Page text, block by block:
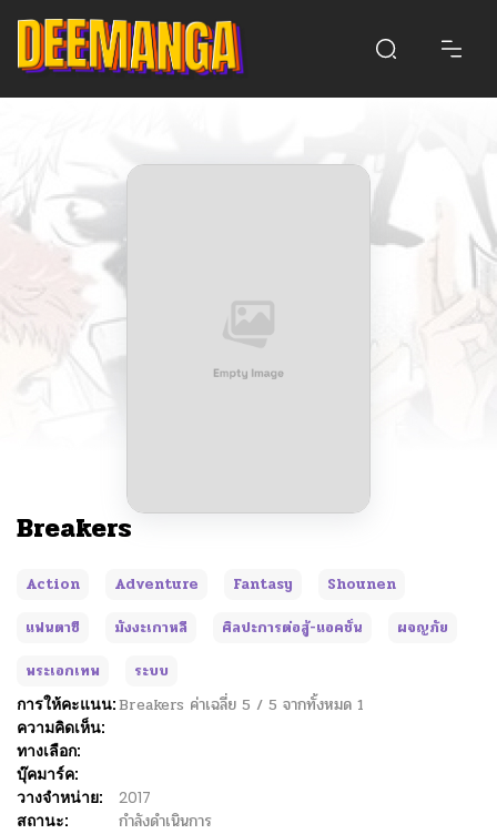
Breakers
Action Adventure Fantasy
Shounen
แฟนตาซี
มังงะเกาหลี ศิลปะการต่อสู้-แอคชั่น
ผจญภัย
พระเอกเทพ
ระบบ
การให้คะแนน:Breakers ค่าเฉลี่ย 5 / 5 จากทั้งหมด 1
ความคิดเห็น:
ทางเลือก:
บุ๊คมาร์ค:
วางจำหน่าย:
2017
สถานะ:
กำลังดำเนินการ